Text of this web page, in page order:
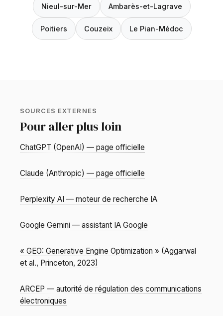
Nieul-sur-Mer Ambarès-et-Lagrave
Poitiers Couzeix Le Pian-Médoc
SOURCES EXTERNES
Pour aller plus loin
ChatGPT (OpenAI) — page officielle
Claude (Anthropic) — page officielle
Perplexity AI — moteur de recherche IA
Google Gemini — assistant IA Google
« GEO: Generative Engine Optimization » (Aggarwal
et al., Princeton, 2023)
ARCEP — autorité de régulation des communications
électroniques